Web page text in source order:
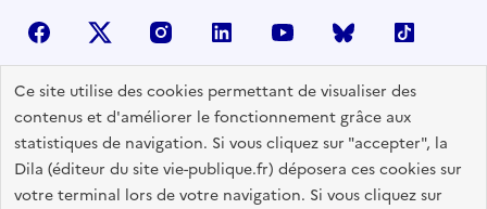
Ce site utilise des cookies permettant de visualiser des
contenus et d'améliorer le fonctionnement grâce aux
statistiques de navigation. Si vous cliquez sur "accepter", la
Dila (éditeur du site vie-publique.fr) déposera ces cookies sur
votre terminal lors de votre navigation. Si vous cliquez sur
facebook X (anciennement Twitter)
instagramlinkedin youtube Bluesky
Contactez-nous
Lettres d'information
Espace Presse